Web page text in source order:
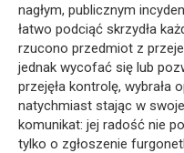
nagłym, publicznym
łatwo podciąć skrzydła
rzucono przedmiot z
jednak wycofać się lub
przejęła kontrolę, wybrała
natychmiast stając w
komunikat: jej radość nie
tylko o zgłoszenie